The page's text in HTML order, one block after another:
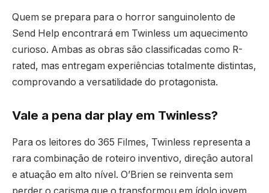
Quem se prepara para o horror sanguinolento de
Send Help encontrará em Twinless um aquecimento
curioso. Ambas as obras são classificadas como R-
rated, mas entregam experiências totalmente distintas,
comprovando a versatilidade do protagonista.
Vale a pena dar play em Twinless?
Para os leitores do 365 Filmes, Twinless representa a
rara combinação de roteiro inventivo, direção autoral
e atuação em alto nível. O’Brien se reinventa sem
perder o carisma que o transformou em ídolo jovem,